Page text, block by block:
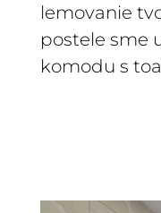
lemovanie
postele sme
komodu s